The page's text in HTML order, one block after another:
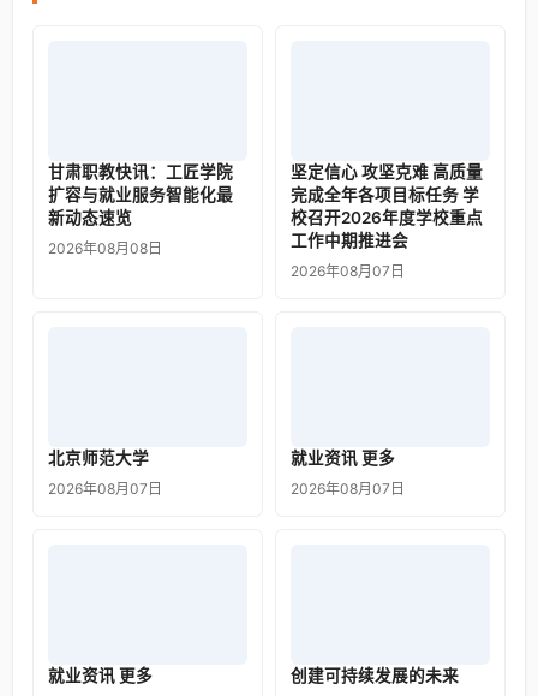
甘肃职教快讯：工匠学院
扩容与就业服务智能化最
新动态速览
2026年08月08日
坚定信心 攻坚克难 高质量
完成全年各项目标任务 学
校召开2026年度学校重点
工作中期推进会
2026年08月07日
北京师范大学
2026年08月07日
就业资讯 更多
2026年08月07日
就业资讯 更多 创建可持续发展的未来